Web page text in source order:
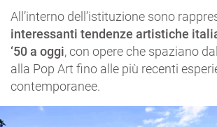
All’interno dell’istituzione sono
interessanti tendenze artistiche
‘50 a oggi, con opere che spaziano
alla Pop Art fino alle più recenti
contemporanee.